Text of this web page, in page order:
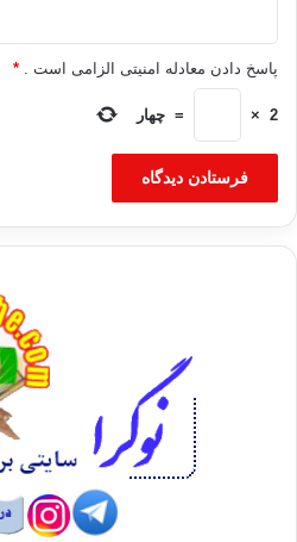
پاسخ دادن معادله امنیتی الزامی است . *
2
×
= چهار